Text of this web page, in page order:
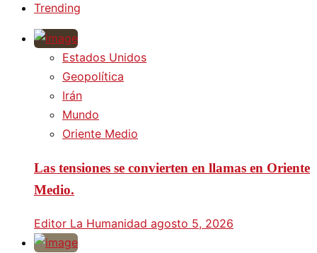
Trending
Estados Unidos
Geopolítica
Irán
Mundo
Oriente Medio
Las tensiones se convierten en llamas en Oriente
Medio.
Editor La Humanidad agosto 5, 2026